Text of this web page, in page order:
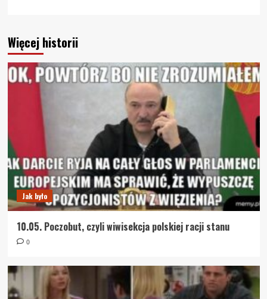
Więcej historii
Jak było
10.05. Poczobut, czyli wiwisekcja polskiej racji stanu
0